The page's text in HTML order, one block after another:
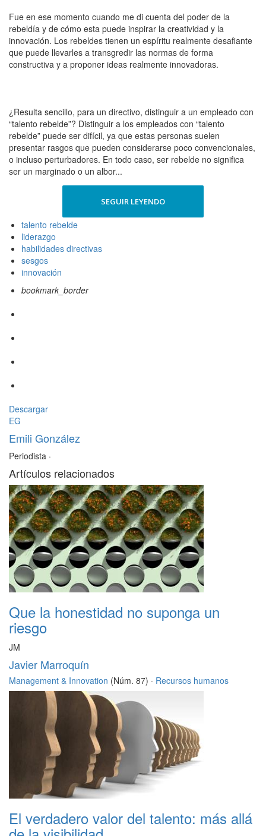
Fue en ese momento cuando me di cuenta del poder de la
rebeldía y de cómo esta puede inspirar la creatividad y la
innovación. Los rebeldes tienen un espíritu realmente desafiante
que puede llevarles a transgredir las normas de forma
constructiva y a proponer ideas realmente innovadoras.
¿Resulta sencillo, para un directivo, distinguir a un empleado con
“talento rebelde”? Distinguir a los empleados con “talento
rebelde” puede ser difícil, ya que estas personas suelen
presentar rasgos que pueden considerarse poco convencionales,
o incluso perturbadores. En todo caso, ser rebelde no significa
ser un marginado o un albor...
SEGUIR LEYENDO
talento rebelde
liderazgo
habilidades directivas
sesgos
innovación
bookmark_border
Descargar
EG
Emili González
Periodista ·
Artículos relacionados
Que la honestidad no suponga un
riesgo
JM
Javier Marroquín
Management & Innovation (Núm. 87) · Recursos humanos
El verdadero valor del talento: más allá